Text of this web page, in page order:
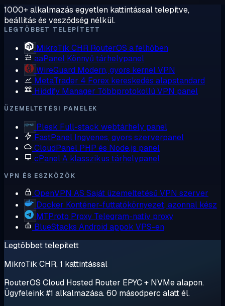
1000+ alkalmazás egyetlen kattintással telepítve,
beállítás és vesződség nélkül.
LEGTÖBBET TELEPÍTETT
MikroTik CHR RouterOS a felhőben
aaPanel Könnyű tárhelypanel
WireGuard Modern, gyors kernel VPN
MetaTrader 4 Forex kereskedés alapstandard
Hiddify Manager Többprotokollú VPN panel
ÜZEMELTETÉSI PANELEK
Plesk Full-stack webtárhely panel
FastPanel Ingyenes, gyors szerverpanel
CloudPanel PHP és Node.js panel
cPanelA klasszikus tárhelypanel
VPN ÉS ESZKÖZÖK
OpenVPN AS Saját üzemeltetésű VPN szerver
Docker Konténer-futtatókörnyezet, azonnal kész
MTProto Proxy Telegram-natív proxy
BlueStacks Android appok VPS-en
Legtöbbet telepített
MikroTik CHR, 1 kattintással
RouterOS Cloud Hosted Router EPYC + NVMe alapon.
Ügyfeleink #1 alkalmazása. 60 másodperc alatt él.